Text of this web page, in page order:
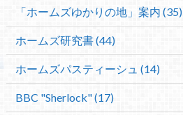
「ホームズゆかりの地」案内 (35)
ホームズ研究書 (44)
ホームズパスティーシュ (14)
BBC "Sherlock" (17)